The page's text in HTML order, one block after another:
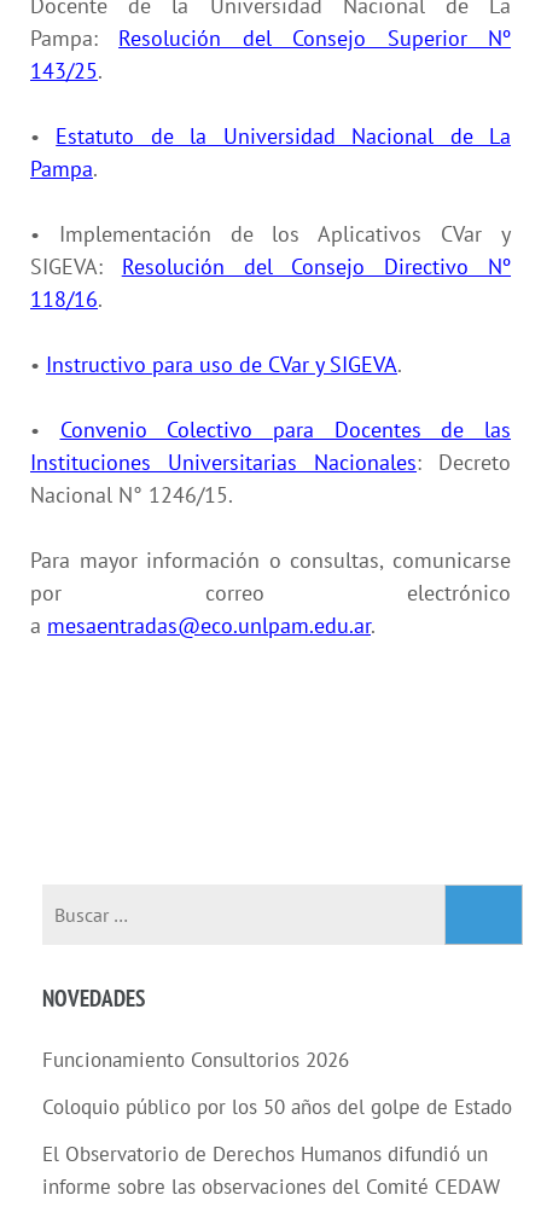
Pampa: Resolución del Consejo Superior Nº
143/25.
• Estatuto de la Universidad Nacional de La
Pampa.
• Implementación de los Aplicativos CVar y
SIGEVA: Resolución del Consejo Directivo Nº
118/16.
• Instructivo para uso de CVar y SIGEVA.
• Convenio Colectivo para Docentes de las
Instituciones Universitarias Nacionales: Decreto
Nacional N° 1246/15.
Para mayor información o consultas, comunicarse
por correo electrónico
a mesaentradas@eco.unlpam.edu.ar.
NOVEDADES
Funcionamiento Consultorios 2026
Coloquio público por los 50 años del golpe de Estado
El Observatorio de Derechos Humanos difundió un
informe sobre las observaciones del Comité CEDAW